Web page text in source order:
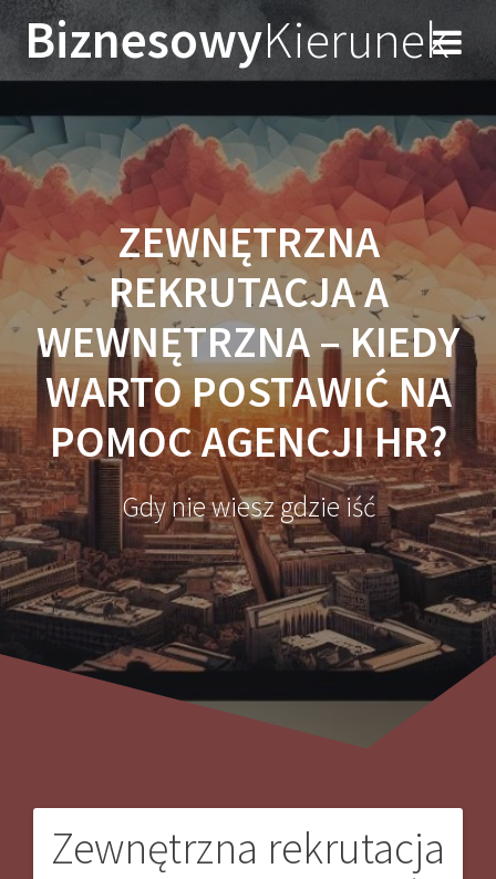
Przejdź
do
treści
BiznesowyKierunek
ZEWNĘTRZNA
REKRUTACJA A
WEWNĘTRZNA – KIEDY
WARTO POSTAWIĆ NA
POMOC AGENCJI HR?
Gdy nie wiesz gdzie iść
Zewnętrzna rekrutacja
Nawigacja